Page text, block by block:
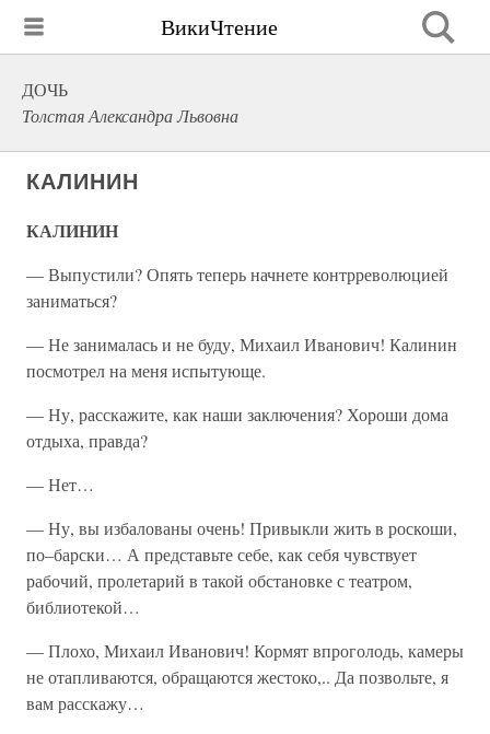
ВикиЧтение
ДОЧЬ
Толстая Александра Львовна
КАЛИНИН
КАЛИНИН
— Выпустили? Опять теперь начнете контрреволюцией
заниматься?
— Не занималась и не буду, Михаил Иванович! Калинин
посмотрел на меня испытующе.
— Ну, расскажите, как наши заключения? Хороши дома
отдыха, правда?
— Нет…
— Ну, вы избалованы очень! Привыкли жить в роскоши,
по–барски… А представьте себе, как себя чувствует
рабочий, пролетарий в такой обстановке с театром,
библиотекой…
— Плохо, Михаил Иванович! Кормят впроголодь, камеры
не отапливаются, обращаются жестоко,.. Да позвольте, я
вам расскажу…